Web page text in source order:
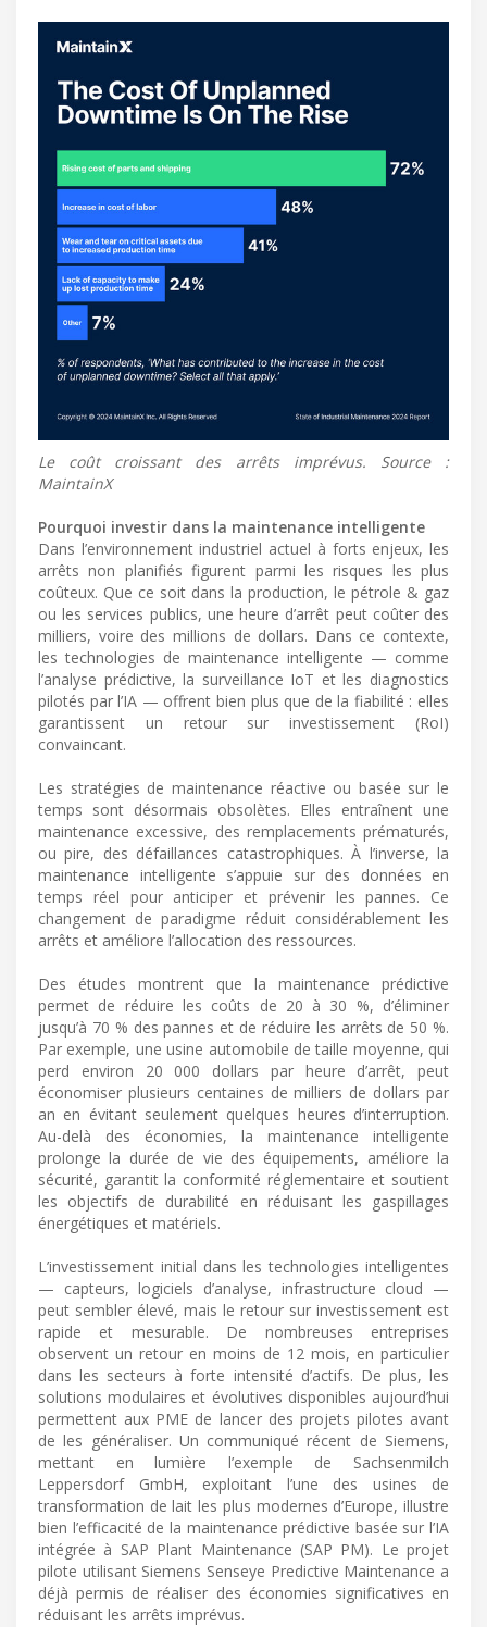
Le coût croissant des arrêts imprévus. Source :
MaintainX
Pourquoi investir dans la maintenance intelligente
Dans l’environnement industriel actuel à forts enjeux, les
arrêts non planifiés figurent parmi les risques les plus
coûteux. Que ce soit dans la production, le pétrole & gaz
ou les services publics, une heure d’arrêt peut coûter des
milliers, voire des millions de dollars. Dans ce contexte,
les technologies de maintenance intelligente — comme
l’analyse prédictive, la surveillance IoT et les diagnostics
pilotés par l’IA — offrent bien plus que de la fiabilité : elles
garantissent un retour sur investissement (RoI)
convaincant.
Les stratégies de maintenance réactive ou basée sur le
temps sont désormais obsolètes. Elles entraînent une
maintenance excessive, des remplacements prématurés,
ou pire, des défaillances catastrophiques. À l’inverse, la
maintenance intelligente s’appuie sur des données en
temps réel pour anticiper et prévenir les pannes. Ce
changement de paradigme réduit considérablement les
arrêts et améliore l’allocation des ressources.
Des études montrent que la maintenance prédictive
permet de réduire les coûts de 20 à 30 %, d’éliminer
jusqu’à 70 % des pannes et de réduire les arrêts de 50 %.
Par exemple, une usine automobile de taille moyenne, qui
perd environ 20 000 dollars par heure d’arrêt, peut
économiser plusieurs centaines de milliers de dollars par
an en évitant seulement quelques heures d’interruption.
Au-delà des économies, la maintenance intelligente
prolonge la durée de vie des équipements, améliore la
sécurité, garantit la conformité réglementaire et soutient
les objectifs de durabilité en réduisant les gaspillages
énergétiques et matériels.
L’investissement initial dans les technologies intelligentes
— capteurs, logiciels d’analyse, infrastructure cloud —
peut sembler élevé, mais le retour sur investissement est
rapide et mesurable. De nombreuses entreprises
observent un retour en moins de 12 mois, en particulier
dans les secteurs à forte intensité d’actifs. De plus, les
solutions modulaires et évolutives disponibles aujourd’hui
permettent aux PME de lancer des projets pilotes avant
de les généraliser. Un communiqué récent de Siemens,
mettant en lumière l’exemple de Sachsenmilch
Leppersdorf GmbH, exploitant l’une des usines de
transformation de lait les plus modernes d’Europe, illustre
bien l’efficacité de la maintenance prédictive basée sur l’IA
intégrée à SAP Plant Maintenance (SAP PM). Le projet
pilote utilisant Siemens Senseye Predictive Maintenance a
déjà permis de réaliser des économies significatives en
réduisant les arrêts imprévus.